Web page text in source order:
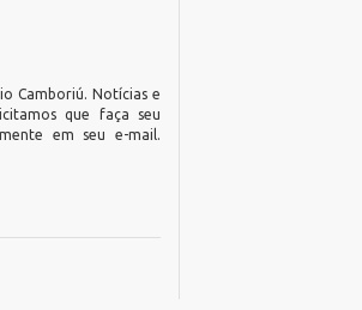
Camboriú. Notícias e
que faça seu
em seu e-mail.